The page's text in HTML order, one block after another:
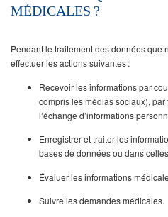
MÉDICALES ?
Pendant le traitement des données que
effectuer les actions suivantes :
Recevoir les informations par
compris les médias sociaux),
l’échange d’informations
Enregistrer et traiter les
bases de données ou dans
Évaluer les informations
Suivre les demandes médicales.